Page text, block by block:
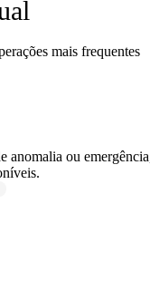
mais frequentes
anomalia ou